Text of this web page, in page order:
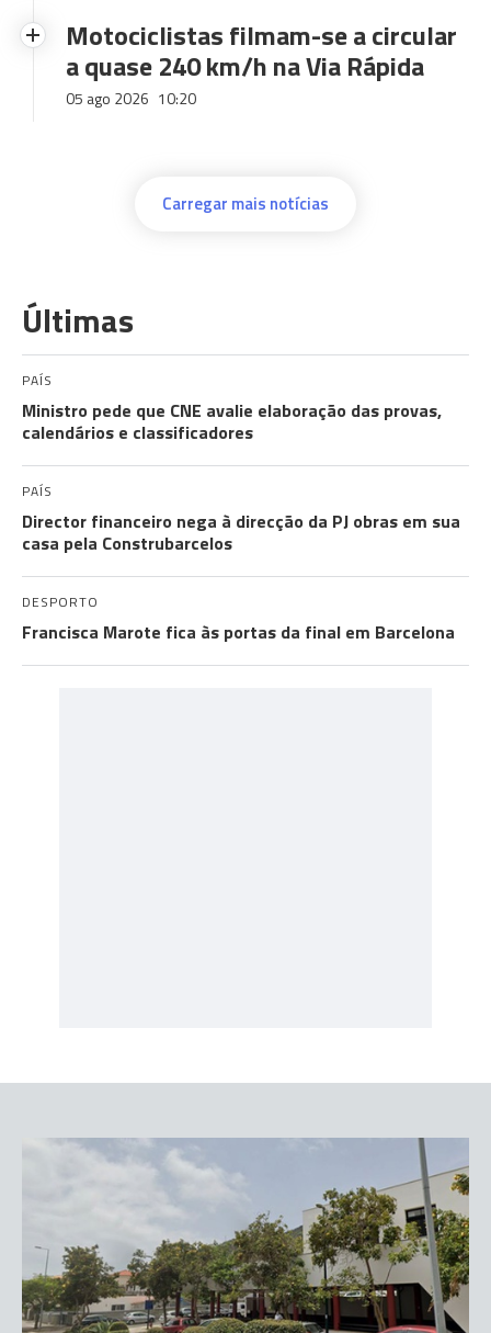
Motociclistas filmam-se a circular
a quase 240 km/h na Via Rápida
05 ago 2026 10:20
Carregar mais notícias
Últimas
PAÍS
Ministro pede que CNE avalie elaboração das provas,
calendários e classificadores
PAÍS
Director financeiro nega à direcção da PJ obras em sua
casa pela Construbarcelos
DESPORTO
Francisca Marote fica às portas da final em Barcelona